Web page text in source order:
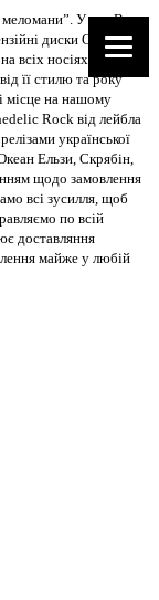
меломани”. У нас Ви
диски CD, DVD,
всіх носіях. В
її стилю та року
місце на нашому
Rock від лейбла
української
Ельзи, Скрябін,
щодо замовлення
всі зусилля, щоб
по всій
доставляння
майже у любій